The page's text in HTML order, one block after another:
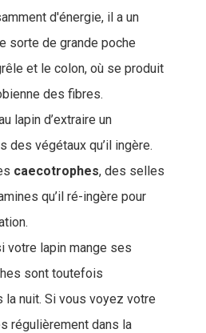
d'énergie, il a un
sorte de grande poche
et le colon, où se produit
des fibres.
lapin d’extraire un
des végétaux qu’il ingère.
caecotrophes, des selles
qu’il ré-ingère pour
votre lapin mange ses
sont toutefois
la nuit. Si vous voyez votre
régulièrement dans la